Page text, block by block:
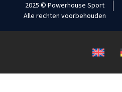
2025 © Powerhouse Sport
Alle rechten voorbehouden